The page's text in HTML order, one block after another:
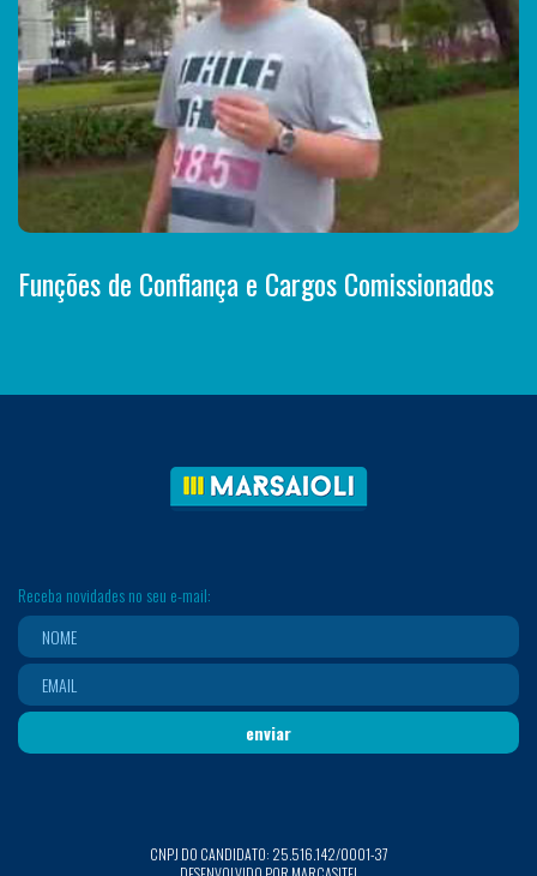
Funções de Confiança e Cargos Comissionados
Receba novidades no seu e-mail:
CNPJ DO CANDIDATO: 25.516.142/0001-37